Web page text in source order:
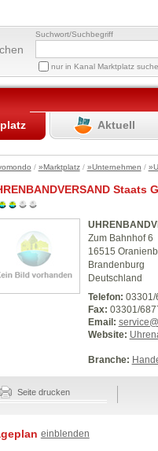
Suchwort/Suchbegriff
nur in Kanal Marktplatz
Aktuell
/ »Marktplatz/ »Unternehmen /
Staats
Zum Bahnhof 6
16515
Brandenburg
Deutschland
Telefon: 03301/
Fax: 03301/
Email:
Website:
Branche:
Seite drucken
einblenden